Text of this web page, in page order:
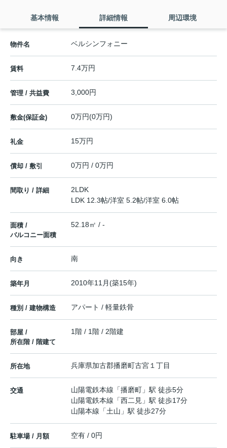
基本情報 詳細情報 周辺環境
物件名 ベルシンフォニー
賃料 7.4万円
管理 / 共益費 3,000円
敷金(保証金) 0万円(0万円)
礼金 15万円
償却 / 敷引 0万円 / 0万円
間取り / 詳細
2LDK
LDK 12.3帖/洋室 5.2帖/洋室 6.0帖
面積 /
バルコニー面積
52.18㎡ / -
向き 南
築年月 2010年11月(築15年)
種別 / 建物構造 アパート / 軽量鉄骨
部屋 /
所在階 / 階建て
1階 / 1階 / 2階建
所在地 兵庫県加古郡播磨町古宮 １丁目
交通 山陽電鉄本線 「播磨町 」駅 徒歩5分
山陽電鉄本線 「西二見 」駅 徒歩17分
山陽本線 「土山 」駅 徒歩27分
駐車場 / 月額 空有 / 0円